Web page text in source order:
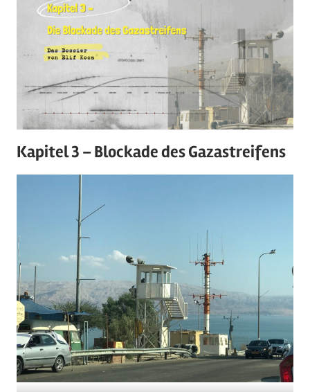
Kapitel 3 – Blockade des Gazastreifens